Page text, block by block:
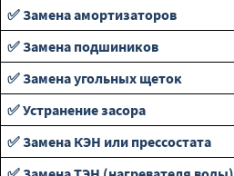
✅ Замена амортизаторов
✅ Замена подшиников
✅ Замена угольных щеток
✅ Устранение засора
✅ Замена КЭН или прессостата